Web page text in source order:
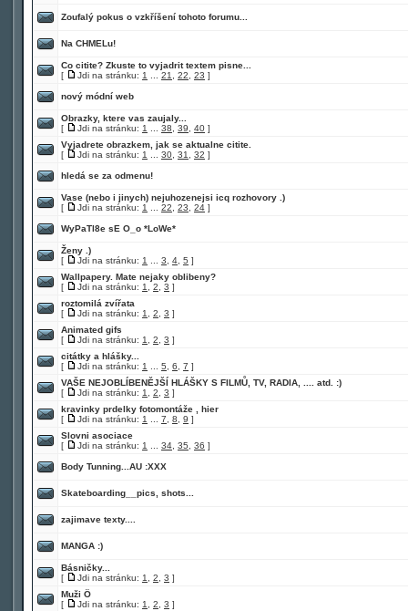
Zoufalý pokus o vzkříšení tohoto forumu...
Na CHMELu!
Co citite? Zkuste to vyjadrit textem pisne...
[
Jdi na stránku: 1 21 22 23 ]
nový módní web
Obrazky, ktere vas zaujaly...
[
Jdi na stránku: 1 38 39 40 ]
Vyjadrete obrazkem, jak se aktualne citite.
[
Jdi na stránku: 1 30 31 32 ]
hledá se za odmenu!
Vase (nebo i jinych) nejuhozenejsi icq rozhovory .)
[
Jdi na stránku: 1 22 23 24 ]
WyPaTl8e sE O_o *LoWe*
Ženy .)
[
Jdi na stránku: 1 3 4 5 ]
Wallpapery. Mate nejaky oblibeny?
[
Jdi na stránku: 1 2 3 ]
roztomilá zvířata
[
Jdi na stránku: 1 2 3 ]
Animated gifs
[
Jdi na stránku: 1 2 3 ]
citátky a hlášky...
[
Jdi na stránku: 1 5 6 7 ]
VAŠE NEJOBLÍBENĚJŠÍ HLÁŠKY S FILMŮ, TV, RADIA, .... atd. :)
[
Jdi na stránku: 1 2 3 ]
kravinky prdelky fotomontáže , hier
[
Jdi na stránku: 1 7 8 9 ]
Slovni asociace
[
Jdi na stránku: 1 34 35 36 ]
Body Tunning...AU :XXX
Skateboarding__pics, shots...
zajimave texty....
MANGA :)
Básničky...
[
Jdi na stránku: 1 2 3 ]
Muži Ö
[
Jdi na stránku: 1 2 3 ]